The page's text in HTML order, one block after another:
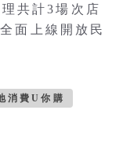
共計3場次店
面上線開放民
消費U你購